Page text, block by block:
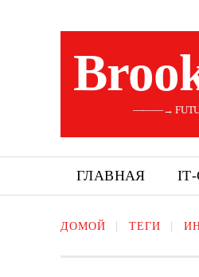
———→
ГЛАВНАЯ
ДОМОЙ ТЕГИ